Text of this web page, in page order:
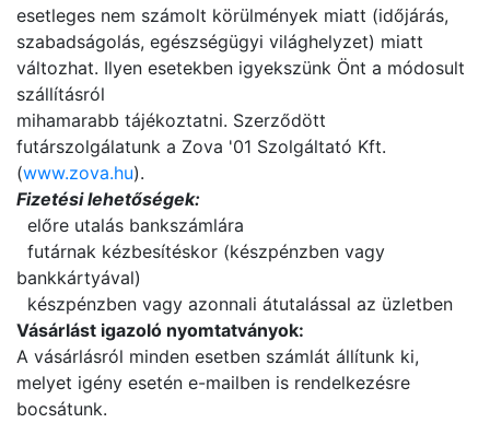
esetleges nem számolt körülmények miatt (időjárás,
szabadságolás, egészségügyi világhelyzet) miatt
változhat. Ilyen esetekben igyekszünk Önt a módosult
szállításról
mihamarabb tájékoztatni. Szerződött
futárszolgálatunk a Zova '01 Szolgáltató Kft.
(www.zova.hu).
Fizetési lehetőségek:
előre utalás bankszámlára
futárnak kézbesítéskor (készpénzben vagy
bankkártyával)
készpénzben vagy azonnali átutalással az üzletben
Vásárlást igazoló nyomtatványok:
A vásárlásról minden esetben számlát állítunk ki,
melyet igény esetén e-mailben is rendelkezésre
bocsátunk.